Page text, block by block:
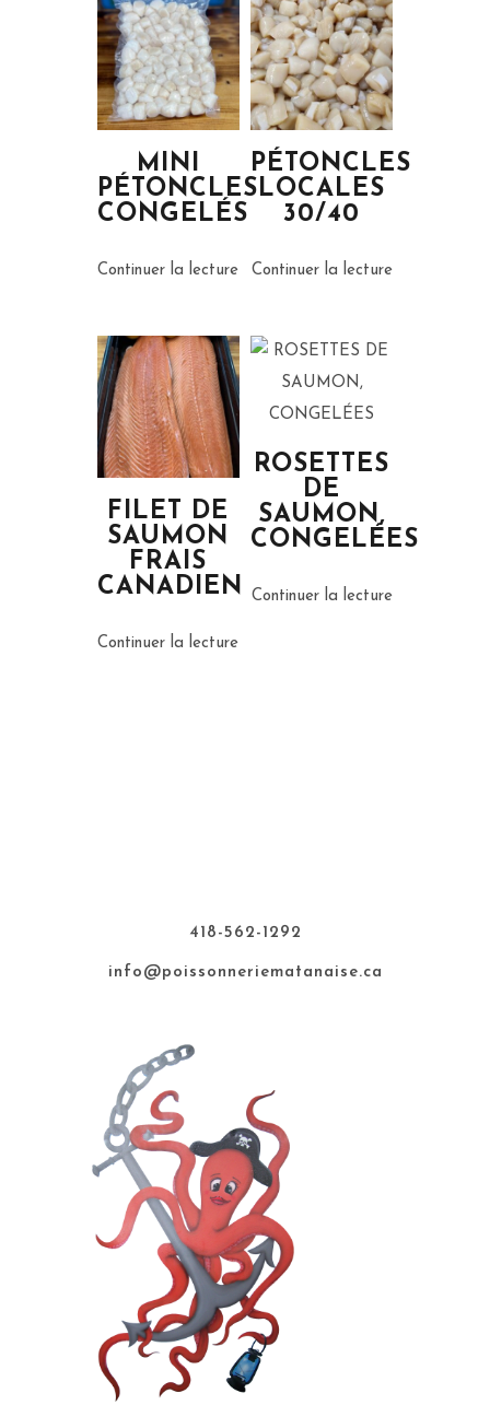
MINI
PÉTONCLES
CONGELÉS
Continuer la lecture
PÉTONCLES
LOCALES
30/40
Continuer la lecture
FILET DE
SAUMON
FRAIS
CANADIEN
Continuer la lecture
ROSETTES
DE
SAUMON,
CONGELÉES
Continuer la lecture
418-562-1292
info@poissonneriematanaise.ca